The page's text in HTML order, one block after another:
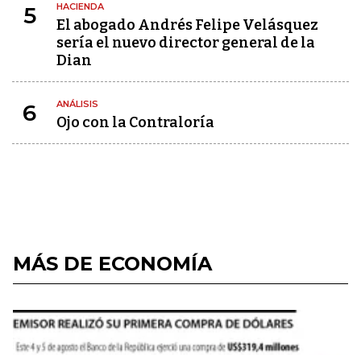
5 HACIENDA
El abogado Andrés Felipe Velásquez
sería el nuevo director general de la
Dian
6 ANÁLISIS
Ojo con la Contraloría
MÁS DE ECONOMÍA